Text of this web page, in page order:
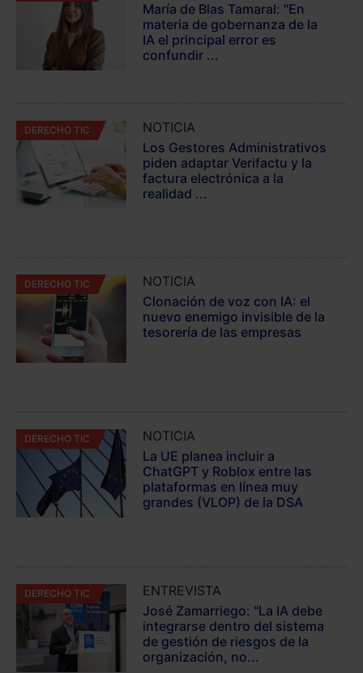
María de Blas Tamaral: "En
materia de gobernanza de la
IA el principal error es
confundir ...
DERECHO TIC
NOTICIA
Los Gestores Administrativos
piden adaptar Verifactu y la
factura electrónica a la
realidad ...
DERECHO TIC
NOTICIA
Clonación de voz con IA: el
nuevo enemigo invisible de la
tesorería de las empresas
DERECHO TIC
NOTICIA
La UE planea incluir a
ChatGPT y Roblox entre las
plataformas en línea muy
grandes (VLOP) de la DSA
DERECHO TIC
ENTREVISTA
José Zamarriego: "La IA debe
integrarse dentro del sistema
de gestión de riesgos de la
organización, no...